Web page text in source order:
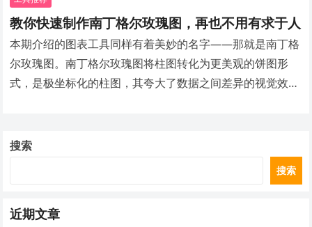
教你快速制作南丁格尔玫瑰图，再也不用有求于人
本期介绍的图表工具同样有着美妙的名字——那就是南丁格
尔玫瑰图。南丁格尔玫瑰图将柱图转化为更美观的饼图形
式，是极坐标化的柱图，其夸大了数据之间差异的视觉效
搜索
搜索
近期文章